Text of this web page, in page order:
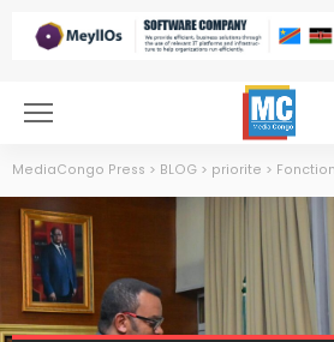
MediaCongo Press > BLOG > priorite > Fonction publique : le